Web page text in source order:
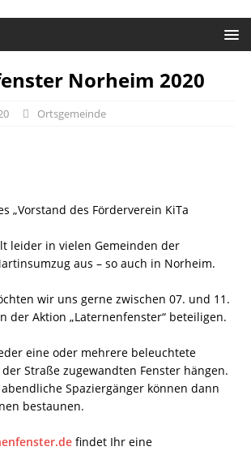
Norheim 2020
Ortsgemeinde
„Vorstand des Förderverein KiTa
leider in vielen Gemeinden der
aus – so auch in Norheim.
wir uns gerne zwischen 07. und 11.
der Aktion „Laternenfenster“ beteiligen.
eine oder mehrere beleuchtete
Straße zugewandten Fenster hängen.
Spaziergänger können dann
bestaunen.
findet Ihr eine